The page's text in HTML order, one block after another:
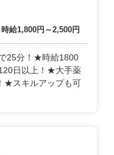
時給1,800円～2,500円
25分！★時給1800
日以上！★大手薬
★スキルアップも可